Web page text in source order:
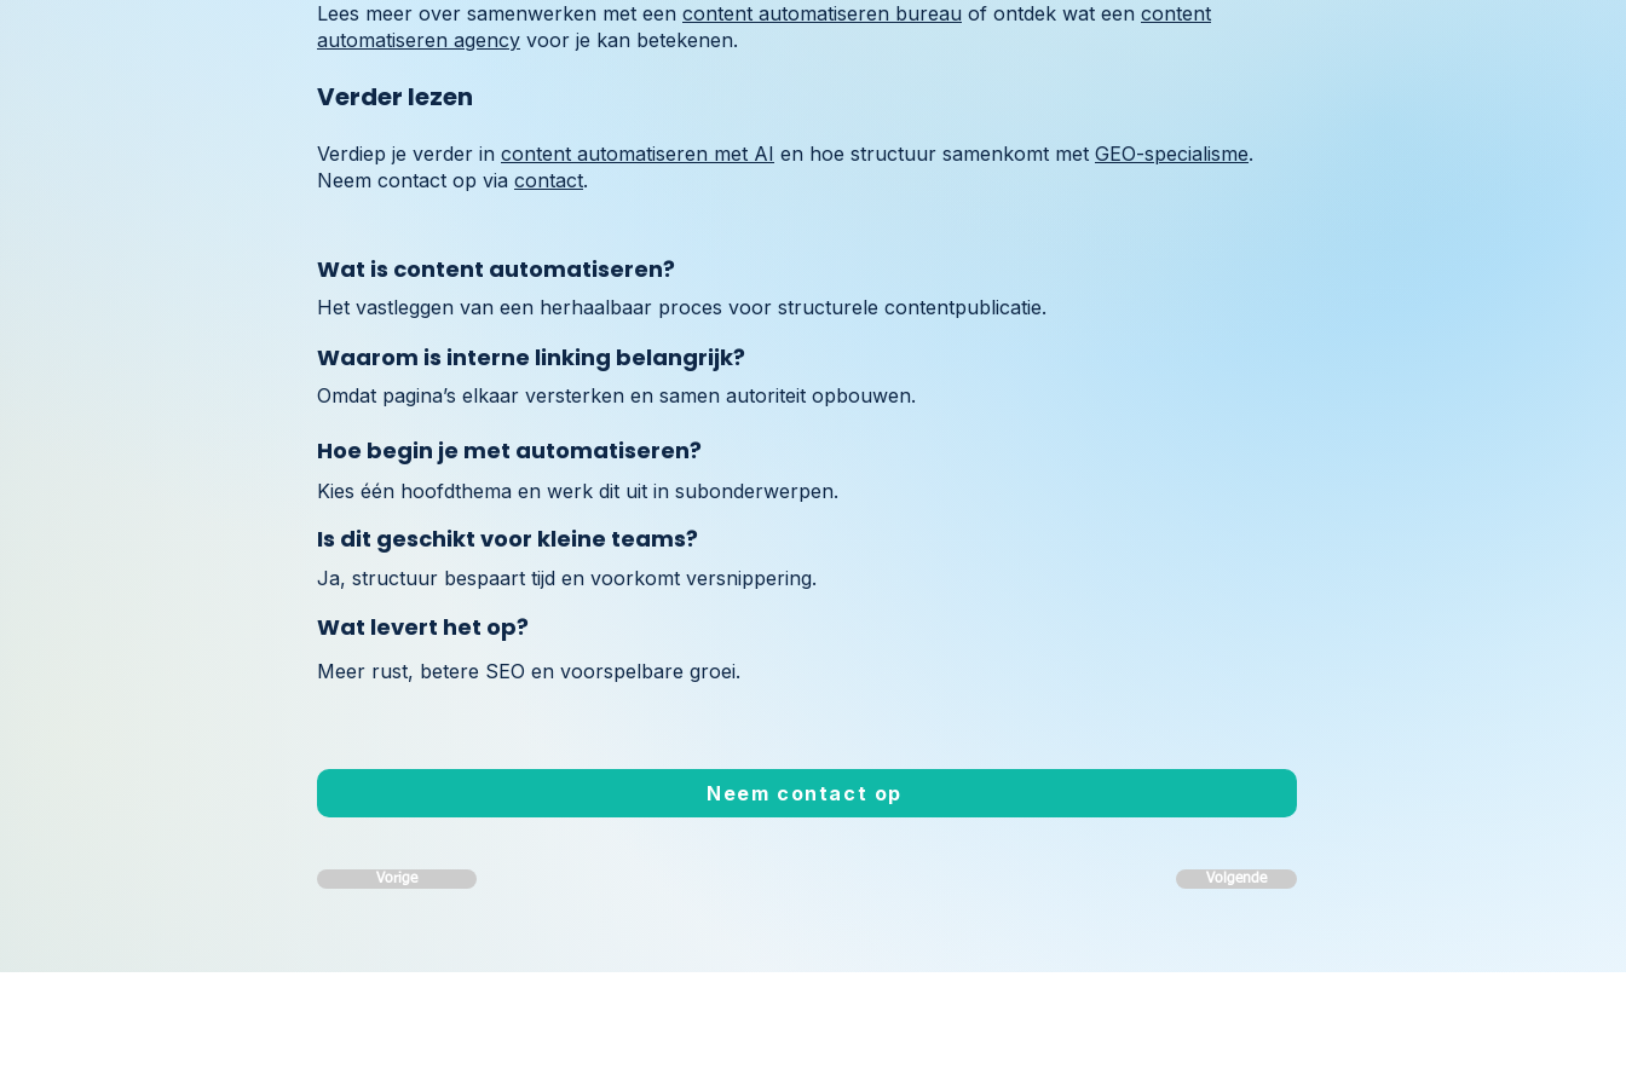
Lees meer over samenwerken met een content automatiseren bureau of ontdek wat een content
automatiseren agency voor je kan betekenen.
Verder lezen
Verdiep je verder in content automatiseren met AI en hoe structuur samenkomt met GEO-specialisme.
Neem contact op via contact.
Wat is content automatiseren?
Het vastleggen van een herhaalbaar proces voor structurele contentpublicatie.
Waarom is interne linking belangrijk?
Omdat pagina’s elkaar versterken en samen autoriteit opbouwen.
Hoe begin je met automatiseren?
Kies één hoofdthema en werk dit uit in subonderwerpen.
Is dit geschikt voor kleine teams?
Ja, structuur bespaart tijd en voorkomt versnippering.
Wat levert het op?
Meer rust, betere SEO en voorspelbare groei.
Neem contact op
Vorige Volgende